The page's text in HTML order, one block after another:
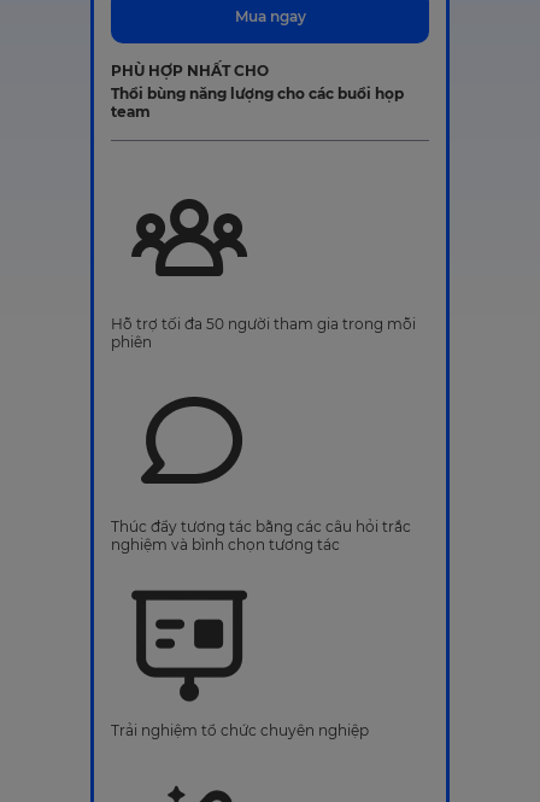
Mua ngay
PHÙ HỢP NHẤT CHO
Thổi bùng năng lượng cho các buổi họp
team
Hỗ trợ tối đa 50 người tham gia trong mỗi
phiên
Thúc đẩy tương tác bằng các câu hỏi trắc
nghiệm và bình chọn tương tác
Trải nghiệm tổ chức chuyên nghiệp